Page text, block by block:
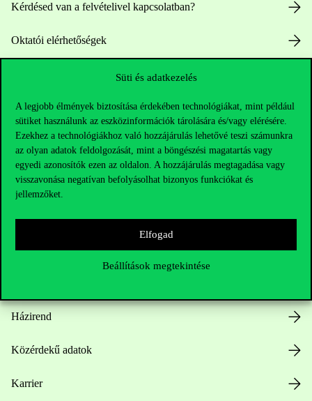
Süti és adatkezelés
A legjobb élmények biztosítása érdekében technológiákat, mint például
sütiket használunk az eszközinformációk tárolására és/vagy elérésére.
Ezekhez a technológiákhoz való hozzájárulás lehetővé teszi számunkra
az olyan adatok feldolgozását, mint a böngészési magatartás vagy
egyedi azonosítók ezen az oldalon. A hozzájárulás megtagadása vagy
visszavonása negatívan befolyásolhat bizonyos funkciókat és
jellemzőket.
Elfogad
Beállítások megtekintése
Kérdésed van a felvételivel kapcsolatban?
Oktatói elérhetőségek
HUB jelenlegi hallgatóinknak
Sajtó:press@uni-corvinus.hu
Hasznos linkek
Házirend
Közérdekű adatok
Karrier